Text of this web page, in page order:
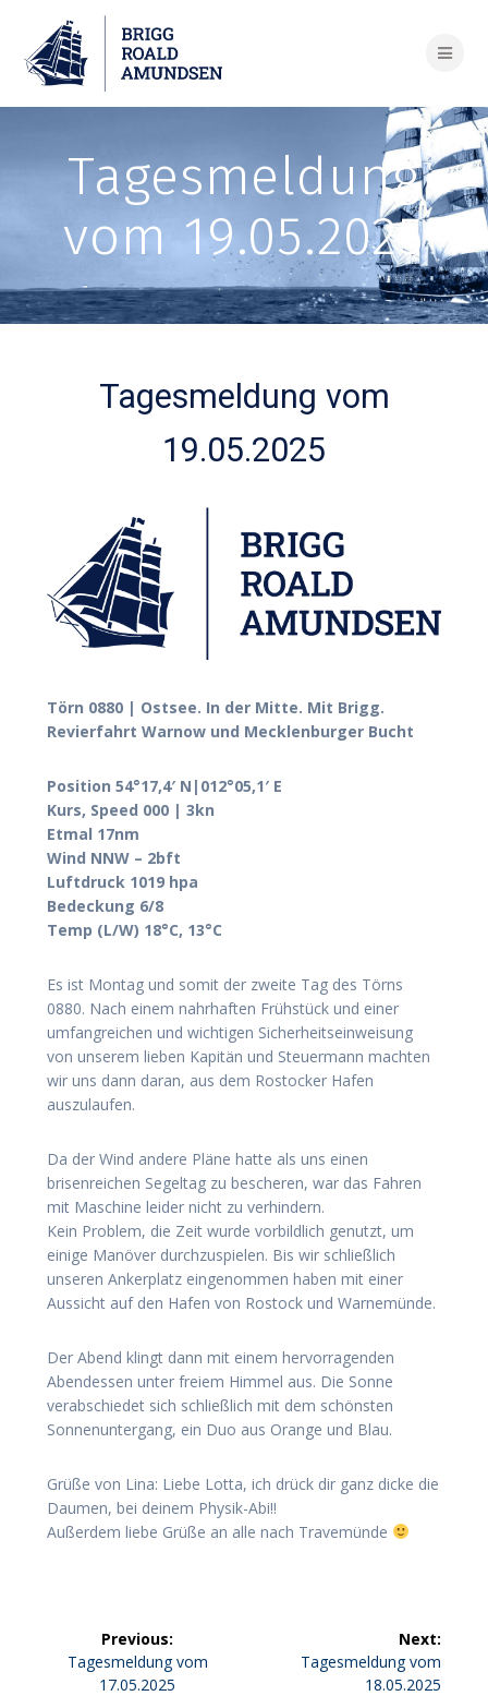
Tagesmeldung
vom 19.05.2025
Tagesmeldung vom
19.05.2025
Törn 0880 | Ostsee. In der Mitte. Mit Brigg.
Revierfahrt Warnow und Mecklenburger Bucht
Position 54°17,4′ N|012°05,1′ E
Kurs, Speed 000 | 3kn
Etmal 17nm
Wind NNW – 2bft
Luftdruck 1019 hpa
Bedeckung 6/8
Temp (L/W) 18°C, 13°C
Es ist Montag und somit der zweite Tag des Törns
0880. Nach einem nahrhaften Frühstück und einer
umfangreichen und wichtigen Sicherheitseinweisung
von unserem lieben Kapitän und Steuermann machten
wir uns dann daran, aus dem Rostocker Hafen
auszulaufen.
Da der Wind andere Pläne hatte als uns einen
brisenreichen Segeltag zu bescheren, war das Fahren
mit Maschine leider nicht zu verhindern.
Kein Problem, die Zeit wurde vorbildlich genutzt, um
einige Manöver durchzuspielen. Bis wir schließlich
unseren Ankerplatz eingenommen haben mit einer
Aussicht auf den Hafen von Rostock und Warnemünde.
Der Abend klingt dann mit einem hervorragenden
Abendessen unter freiem Himmel aus. Die Sonne
verabschiedet sich schließlich mit dem schönsten
Sonnenuntergang, ein Duo aus Orange und Blau.
Grüße von Lina: Liebe Lotta, ich drück dir ganz dicke die
Daumen, bei deinem Physik-Abi!!
Außerdem liebe Grüße an alle nach Travemünde
Beitragsnavigation
Previous:
Previous
post:
Tagesmeldung vom
17.05.2025
Next:
Next
Tagesmeldung vom
18.05.2025